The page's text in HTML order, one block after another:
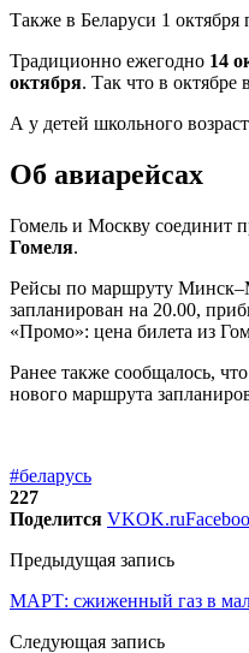
Также в Беларуси 1 октября
Традиционно ежегодно 14
октября. Так что в октябре
А у детей школьного
Об авиарейсах
Гомель и Москву соединит
Гомеля.
Рейсы по маршруту
запланирован на 20.00,
«Промо»: цена билета из
Ранее также сообщалось,
нового маршрута
#беларусь
227
Поделится VKOK.ru
Предыдущая запись
МАРТ: сжиженный газ в
Следующая запись